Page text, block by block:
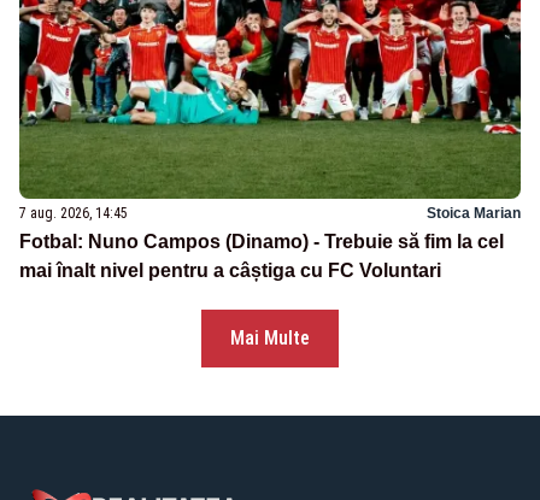
7 aug. 2026, 14:45 Stoica Marian
Fotbal: Nuno Campos (Dinamo) - Trebuie să fim la cel
mai înalt nivel pentru a câștiga cu FC Voluntari
Mai Multe